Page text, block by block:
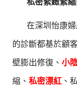
私密緊緻緊
在深圳怡康
的診斷都基於顧
壁膨出修復、小
縮、私密漂紅 、